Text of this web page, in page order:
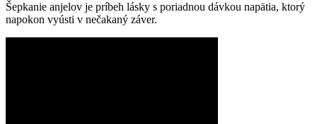
Šepkanie anjelov je príbeh lásky s poriadnou dávkou napätia, ktorý
napokon vyústi v nečakaný záver.